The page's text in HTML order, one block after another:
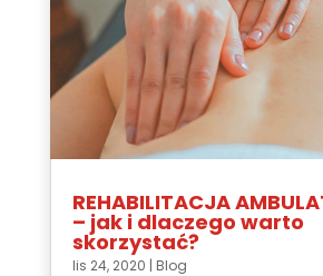
REHABILITACJA
– jak i dlaczego warto
skorzystać?
lis 24, 2020 | Blog